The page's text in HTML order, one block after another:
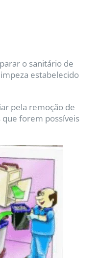
o sanitário de
estabelecido
pela remoção de
forem possíveis